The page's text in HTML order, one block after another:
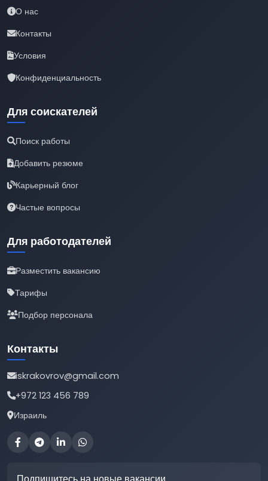
О нас
Контакты
Условия
Конфиденциальность
Для соискателей
Поиск работы
Добавить резюме
Карьерный блог
Частые вопросы
Для работодателей
Разместить вакансию
Тарифы
Подбор персонала
Контакты
iskrakovrov@gmail.com
+972 123 456 789
Израиль